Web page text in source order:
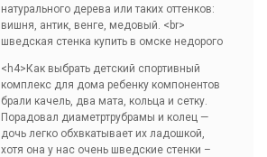
натурального дерева или таких оттенков:
вишня, антик, венге, медовый. <br>
шведская стенка купить в омске недорого
<h4>Как выбрать детский спортивный
комплекс для дома ребенку компонентов
брали качель, два мата, кольца и сетку.
Порадовал диаметртрубрамы и колец —
дочь легко обхвкатывает их ладошкой,
хотя она у нас очень шведские стенки –